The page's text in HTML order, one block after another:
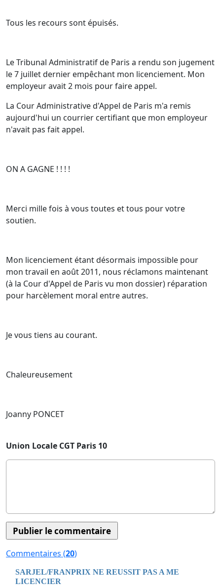
Tous les recours sont épuisés.
Le Tribunal Administratif de Paris a rendu son jugement
le 7 juillet dernier empêchant mon licenciement. Mon
employeur avait 2 mois pour faire appel.
La Cour Administrative d'Appel de Paris m'a remis
aujourd'hui un courrier certifiant que mon employeur
n'avait pas fait appel.
ON A GAGNE ! ! ! !
Merci mille fois à vous toutes et tous pour votre
soutien.
Mon licenciement étant désormais impossible pour
mon travail en août 2011, nous réclamons maintenant
(à la Cour d'Appel de Paris vu mon dossier) réparation
pour harcèlement moral entre autres.
Je vous tiens au courant.
Chaleureusement
Joanny PONCET
Union Locale CGT Paris 10
Commentaires (20)
SARJEL/FRANPRIX NE REUSSIT PAS A ME
LICENCIER